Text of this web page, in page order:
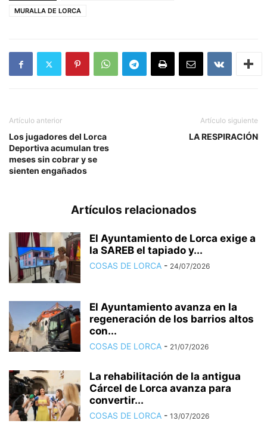
MURALLA DE LORCA
Artículo anterior
Los jugadores del Lorca
Deportiva acumulan tres
meses sin cobrar y se
sienten engañados
Artículo siguiente
LA RESPIRACIÓN
Artículos relacionados
El Ayuntamiento de Lorca exige a
la SAREB el tapiado y...
COSAS DE LORCA - 24/07/2026
El Ayuntamiento avanza en la
regeneración de los barrios altos
con...
COSAS DE LORCA - 21/07/2026
La rehabilitación de la antigua
Cárcel de Lorca avanza para
convertir...
COSAS DE LORCA - 13/07/2026